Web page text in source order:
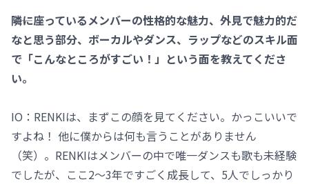
――隣に座っているメンバーの性格的な魅力、外見で魅力的だ
なと思う部分、ボーカルやダンス、ラップなどのスキル面
で「こんなところがすごい！」という面を教えてくださ
い。
IO：RENKIは、まずこの顔を見てください。かっこいいで
すよね！ 他に僕からは何も言うことがありません
（笑）。RENKIはメンバーの中で唯一ダンスも歌も未経験
でしたが、ここ2～3年ですごく成長して、5人でしっかり